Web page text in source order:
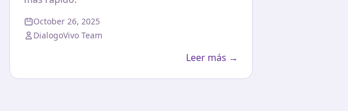
October 26, 2025
DialogoVivo Team
Leer más →